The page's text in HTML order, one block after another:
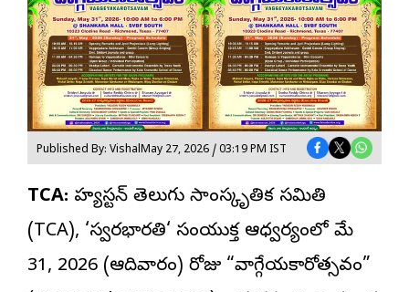
Published By: VishalMay 27, 2026 / 03:19 PM IST
TCA: హ్యూస్టన్ తెలుగు సాంస్కృతిక సమితి
(TCA), ‘స్వరభారతి‘ సంయుక్త ఆధ్వర్యంలో మే
31, 2026 (ఆదివారం) రోజు “వాగ్గేయకారోత్సవం”